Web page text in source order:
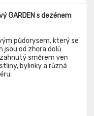
GARDEN s dezénem
půdorysem, který se
jsou od zhora dolů
směrem ven
bylinky a různá